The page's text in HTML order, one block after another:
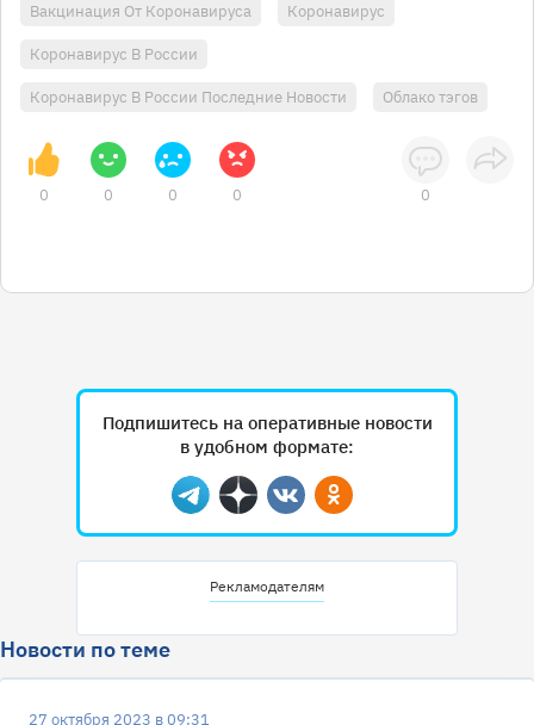
Вакцинация От Коронавируса Коронавирус
Коронавирус В России
Коронавирус В России Последние Новости Облако тэгов
0 0 0 0 0
Подпишитесь на оперативные новости
в удобном формате:
Telegram
ДзенВконтактеОдноклассники
Рекламодателям
Новости по теме
27 октября 2023 в 09:31